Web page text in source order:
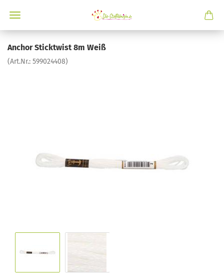
Anchor Sticktwist 8m Weiß
(Art.Nr.: 599024408)